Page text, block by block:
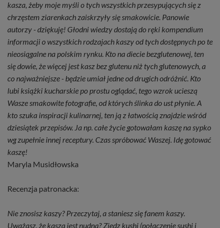
kasza, żeby moje myśli o tych wszystkich przesypujących się z
chrzęstem ziarenkach zaiskrzyły się smakowicie. Panowie
autorzy - dziękuję! Głodni wiedzy dostają do ręki kompendium
informacji o wszystkich rodzajach kaszy od tych dostępnych po te
nieosiągalne na polskim rynku. Kto na diecie bezglutenowej, ten
się dowie, że więcej jest kasz bez glutenu niż tych glutenowych, a
co najważniejsze - będzie umiał jedne od drugich odróżnić. Kto
lubi książki kucharskie po prostu oglądać, tego wzrok ucieszą
Wasze smakowite fotografie, od których ślinka do ust płynie. A
kto szuka inspiracji kulinarnej, ten ją z łatwością znajdzie wśród
dziesiątek przepisów. Ja np. całe życie gotowałam kaszę na sypko
wg zupełnie innej receptury. Czas spróbować Waszej. Idę gotować
kaszę!
Maryla Musidłowska
Recenzja patronacka:
Nie znosisz kaszy? Przeczytaj, a staniesz się fanem kaszy.
Uważasz, że kasza jest nudna? Zjedz kushi (połączenie sushi i